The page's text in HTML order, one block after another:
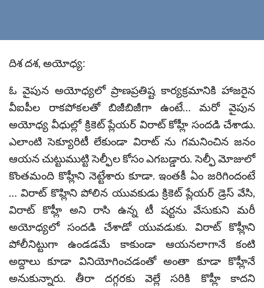
దిశ దశ, అయోధ్య:
ఓ వైపున అయోధ్యలో ప్రాణప్రతిష్ట కార్యక్రమానికి హాజరైన
వీఐపీల రాకపోకలతో బిజీబిజీగా ఉంటే… మరో వైపున
అయోధ్య వీధుల్లో క్రికెట్ ప్లేయర్ విరాట్ కోహ్లీ సందడి చేశాడు.
ఎలాంటి సెక్యూరిటీ లేకుండా విరాట్ ను గమనించిన జనం
ఆయన చుట్టుముట్టి సెల్ఫీల కోసం ఎగబడ్డారు. సెల్ఫీ మోజులో
కొంతమంది కొహ్లీని నెట్టేశారు కూడా. ఇంతకీ ఏం జరిగిందంటే
… విరాట్ కొహ్లిని పోలిన యువకుడు క్రికెట్ ప్లేయర్ డ్రెస్ వేసి,
విరాట్ కొహ్లీ అని రాసి ఉన్న టీ షర్టను వేసుకుని మరీ
అయోధ్యలో సందడి చేశాడో యువడుకు. విరాట్ కొహ్లీని
పోలీనిట్టుగా ఉండడమే కాకుండా ఆయనలాగానే కంటి
అద్దాలు కూడా వినియోగించడంతో అంతా కూడా కొహ్లీనే
అనుకున్నారు. తీరా దగ్గరకు వెల్లే సరికి కొహ్లీ కాదని